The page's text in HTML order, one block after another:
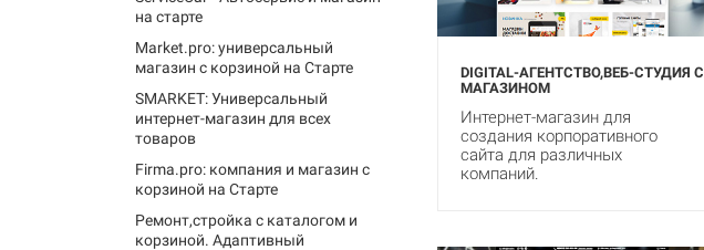
на старте
Market.pro: универсальный
магазин с корзиной на Старте
SMARKET: Универсальный
интернет-магазин для всех
товаров
Firma.pro: компания и магазин с
корзиной на Старте
Ремонт,стройка с каталогом и
корзиной. Адаптивный
DIGITAL-АГЕНТСТВО,ВЕБ-СТУДИЯ С
МАГАЗИНОМ
Интернет-магазин для
создания корпоративного
сайта для различных
компаний.